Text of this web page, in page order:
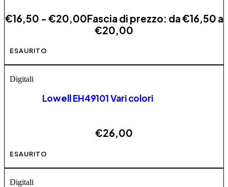
€16,50 - €20,00Fascia di prezzo: da €16,50 a
€20,00
ESAURITO
Digitali
Lowell EH49101 Vari colori
€26,00
ESAURITO
Digitali